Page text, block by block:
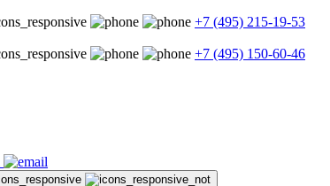
+7 (495) 215-19-53
+7 (495) 150-60-46